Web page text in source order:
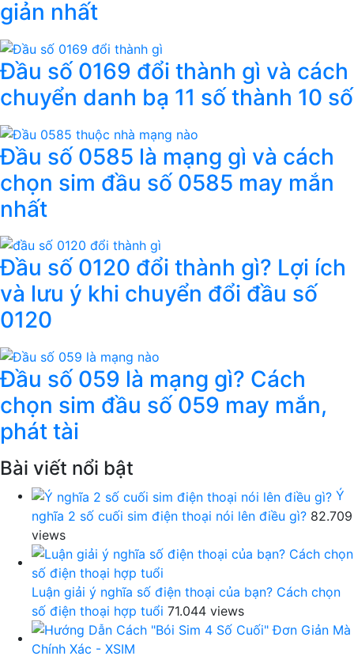
giản nhất
Đầu số 0169 đổi thành gì và cách
chuyển danh bạ 11 số thành 10 số
Đầu số 0585 là mạng gì và cách
chọn sim đầu số 0585 may mắn
nhất
Đầu số 0120 đổi thành gì? Lợi ích
và lưu ý khi chuyển đổi đầu số
0120
Đầu số 059 là mạng gì? Cách
chọn sim đầu số 059 may mắn,
phát tài
Bài viết nổi bật
Ý
nghĩa 2 số cuối sim điện thoại nói lên điều gì? 82.709
views
Luận giải ý nghĩa số điện thoại của bạn? Cách chọn
số điện thoại hợp tuổi 71.044 views